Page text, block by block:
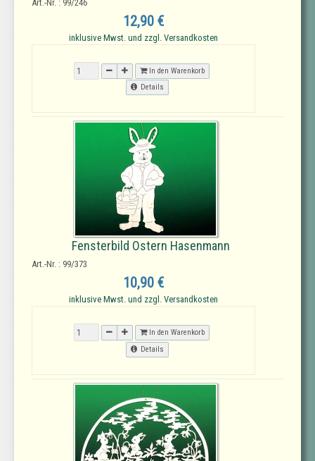
Art.-Nr. : 99/246
12,90 €
inklusive Mwst. und zzgl. Versandkosten
In den Warenkorb
Details
Fensterbild Ostern Hasenmann
Art.-Nr. : 99/373
10,90 €
inklusive Mwst. und zzgl. Versandkosten
In den Warenkorb
Details